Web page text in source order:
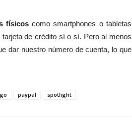
físicoscomo smartphones o tabletas
de crédito sí o sí. Pero al menos
dar nuestro número de cuenta, lo que
paypal spotlight